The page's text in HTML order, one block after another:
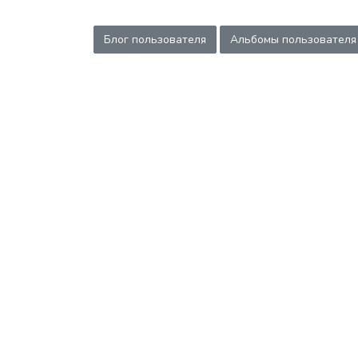
Блог пользователя Альбомы пользователя